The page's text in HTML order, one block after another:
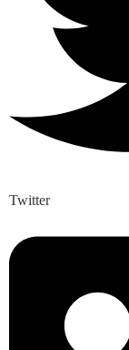
Twitter